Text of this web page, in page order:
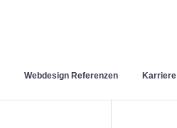
Webdesign Referenzen Karriere